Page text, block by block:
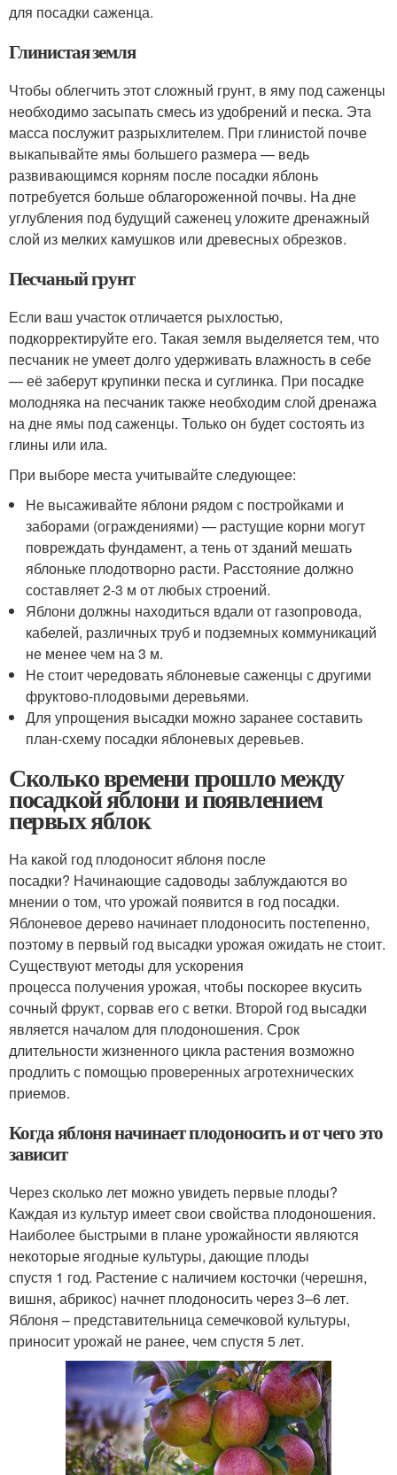
для посадки саженца.
Глинистая земля
Чтобы облегчить этот сложный грунт, в яму под саженцы
необходимо засыпать смесь из удобрений и песка. Эта
масса послужит разрыхлителем. При глинистой почве
выкапывайте ямы большего размера — ведь
развивающимся корням после посадки яблонь
потребуется больше облагороженной почвы. На дне
углубления под будущий саженец уложите дренажный
слой из мелких камушков или древесных обрезков.
Песчаный грунт
Если ваш участок отличается рыхлостью,
подкорректируйте его. Такая земля выделяется тем, что
песчаник не умеет долго удерживать влажность в себе
— её заберут крупинки песка и суглинка. При посадке
молодняка на песчаник также необходим слой дренажа
на дне ямы под саженцы. Только он будет состоять из
глины или ила.
При выборе места учитывайте следующее:
Не высаживайте яблони рядом с постройками и
заборами (ограждениями) — растущие корни могут
повреждать фундамент, а тень от зданий мешать
яблоньке плодотворно расти. Расстояние должно
составляет 2-3 м от любых строений.
Яблони должны находиться вдали от газопровода,
кабелей, различных труб и подземных коммуникаций
не менее чем на 3 м.
Не стоит чередовать яблоневые саженцы с другими
фруктово-плодовыми деревьями.
Для упрощения высадки можно заранее составить
план-схему посадки яблоневых деревьев.
Сколько времени прошло между
посадкой яблони и появлением
первых яблок
На какой год плодоносит яблоня после
посадки? Начинающие садоводы заблуждаются во
мнении о том, что урожай появится в год посадки.
Яблоневое дерево начинает плодоносить постепенно,
поэтому в первый год высадки урожая ожидать не стоит.
Существуют методы для ускорения
процесса получения урожая, чтобы поскорее вкусить
сочный фрукт, сорвав его с ветки. Второй год высадки
является началом для плодоношения. Срок
длительности жизненного цикла растения возможно
продлить с помощью проверенных агротехнических
приемов.
Когда яблоня начинает плодоносить и от чего это
зависит
Через сколько лет можно увидеть первые плоды?
Каждая из культур имеет свои свойства плодоношения.
Наиболее быстрыми в плане урожайности являются
некоторые ягодные культуры, дающие плоды
спустя 1 год. Растение с наличием косточки (черешня,
вишня, абрикос) начнет плодоносить через 3–6 лет.
Яблоня – представительница семечковой культуры,
приносит урожай не ранее, чем спустя 5 лет.